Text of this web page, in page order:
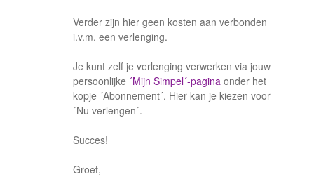
Verder zijn hier geen kosten aan verbonden
i.v.m. een verlenging.
Je kunt zelf je verlenging verwerken via jouw
persoonlijke ´Mijn Simpel´-pagina onder het
kopje ´Abonnement´. Hier kan je kiezen voor
´Nu verlengen´.
Succes!
Groet,